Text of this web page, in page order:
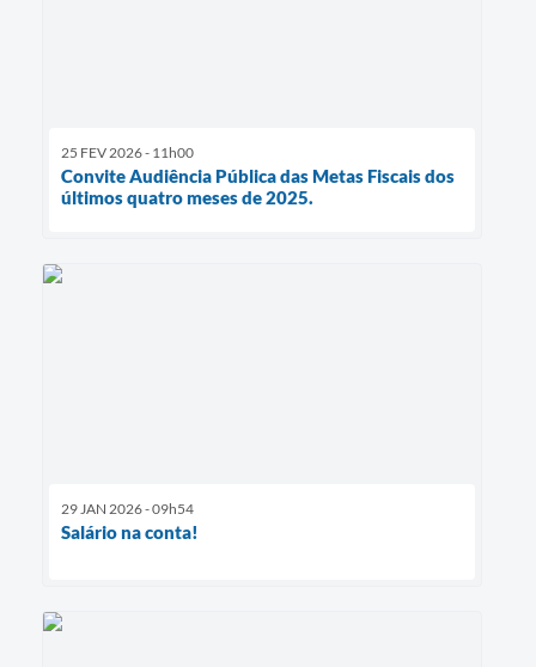
25 FEV 2026 - 11h00
Convite Audiência Pública das Metas Fiscais dos
últimos quatro meses de 2025.
29 JAN 2026 - 09h54
Salário na conta!